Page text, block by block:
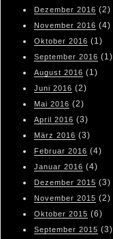
Dezember 2016 (2)
November 2016 (4)
Oktober 2016 (1)
September 2016 (1)
August 2016 (1)
Juni 2016 (2)
Mai 2016 (2)
April 2016 (3)
März 2016 (3)
Februar 2016 (4)
Januar 2016 (4)
Dezember 2015 (3)
November 2015 (2)
Oktober 2015 (6)
September 2015 (3)